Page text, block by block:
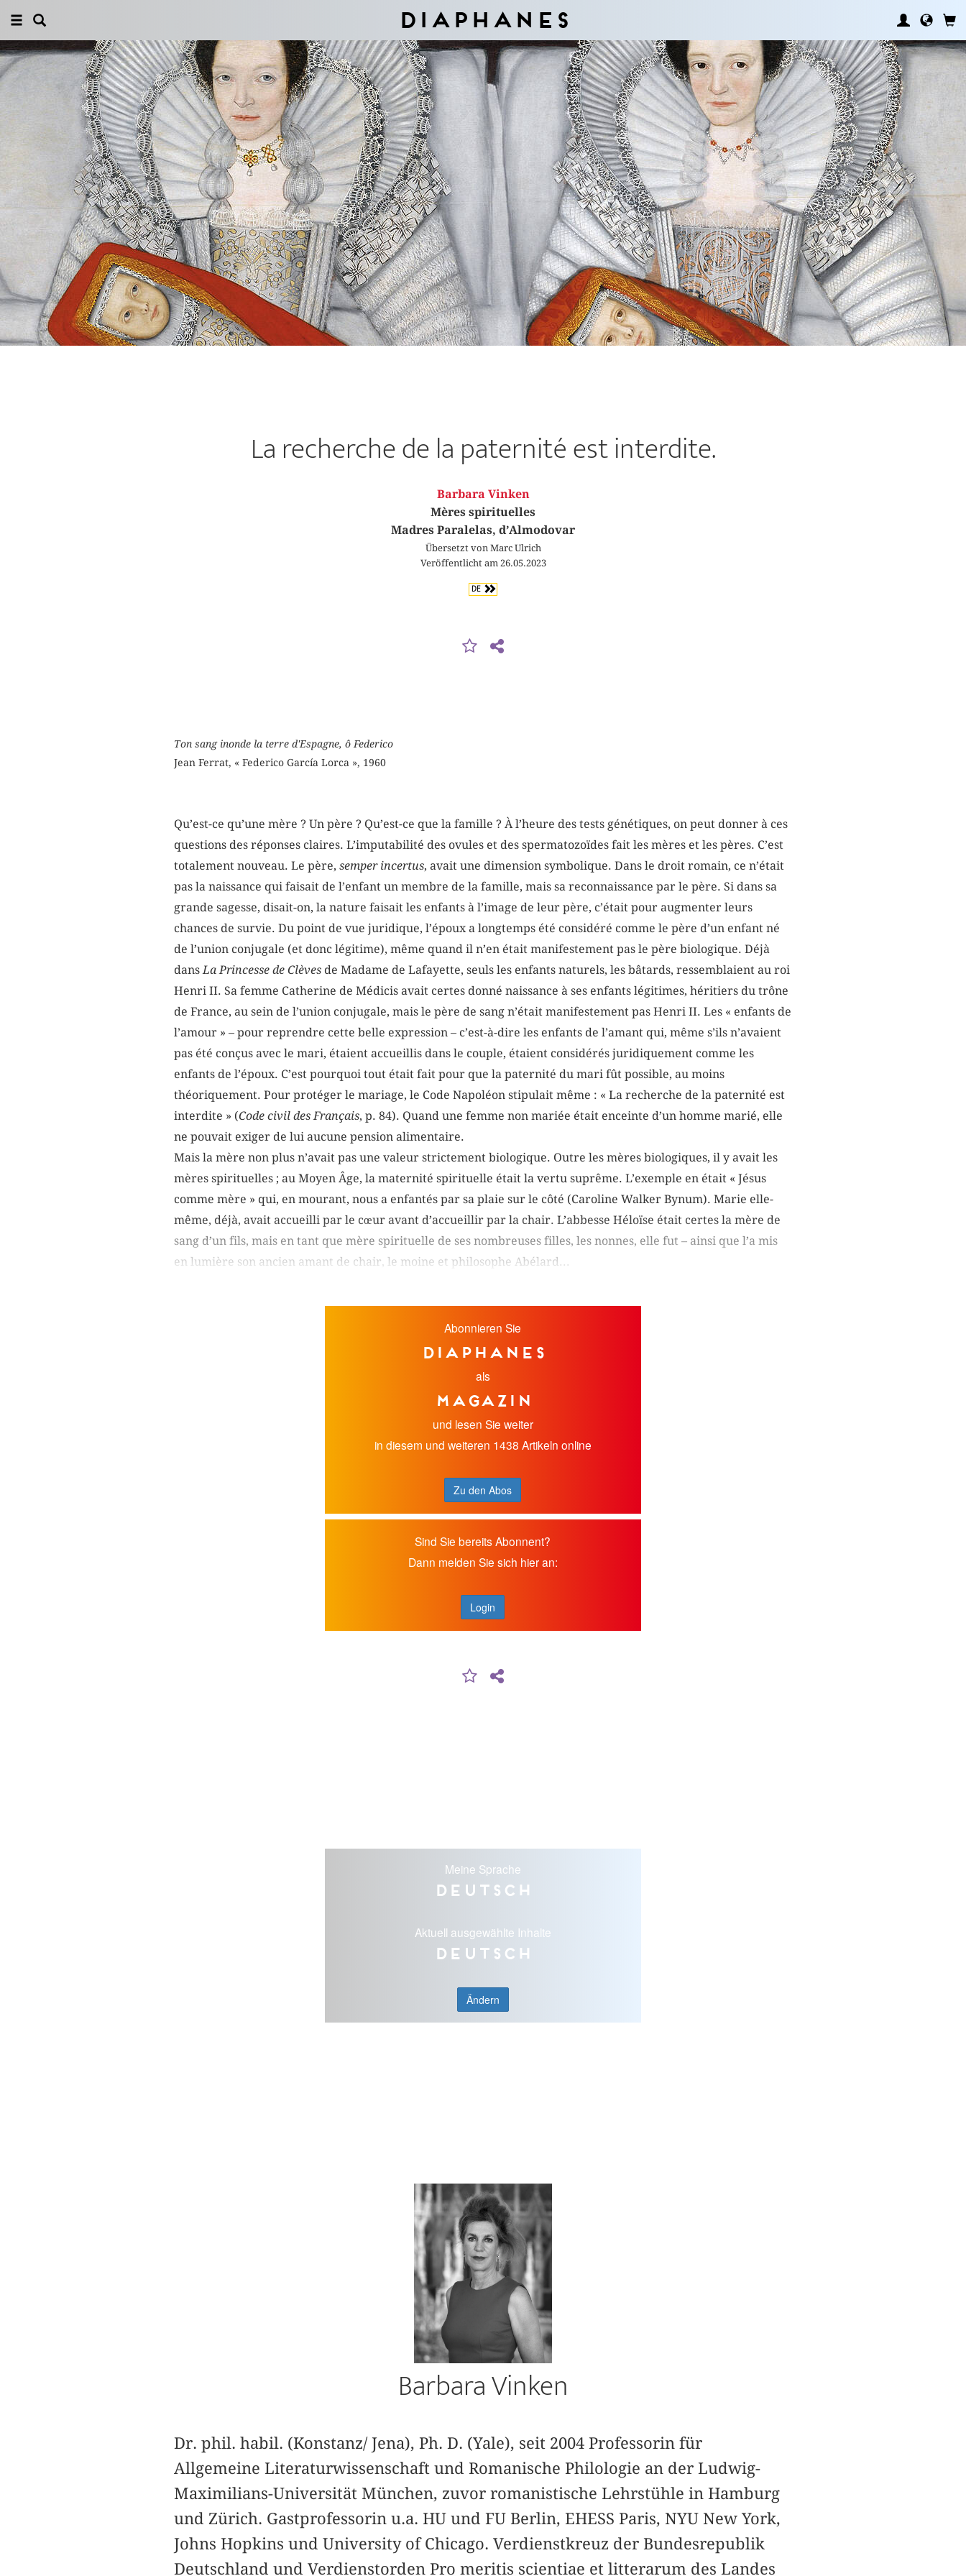
Diaphanes
La recherche de la paternité est interdite.
Barbara Vinken
Mères spirituelles
Madres Paralelas, d’Almodovar
Übersetzt von Marc Ulrich
Veröffentlicht am 26.05.2023
DE
Ton sang inonde la terre d'Espagne, ô Federico
Jean Ferrat, « Federico García Lorca », 1960
Qu’est-ce qu’une mère ? Un père ? Qu’est-ce que la famille ? À l’heure des tests génétiques, on peut donner à ces
questions des réponses claires. L’imputabilité des ovules et des spermatozoïdes fait les mères et les pères. C’est
totalement nouveau. Le père, semper incertus, avait une dimension symbolique. Dans le droit romain, ce n’était
pas la naissance qui faisait de l’enfant un membre de la famille, mais sa reconnaissance par le père. Si dans sa
grande sagesse, disait-on, la nature faisait les enfants à l’image de leur père, c’était pour augmenter leurs
chances de survie. Du point de vue juridique, l’époux a longtemps été considéré comme le père d’un enfant né
de l’union conjugale (et donc légitime), même quand il n’en était manifestement pas le père biologique. Déjà
dansLa Princesse de Clèvesde Madame de Lafayette, seuls les enfants naturels, les bâtards, ressemblaient au roi
Henri II. Sa femme Catherine de Médicis avait certes donné naissance à ses enfants légitimes, héritiers du trône
de France, au sein de l’union conjugale, mais le père de sang n’était manifestement pas Henri II. Les « enfants de
l’amour » – pour reprendre cette belle expression – c’est-à-dire les enfants de l’amant qui, même s’ils n’avaient
pas été conçus avec le mari, étaient accueillis dans le couple, étaient considérés juridiquement comme les
enfants de l’époux. C’est pourquoi tout était fait pour que la paternité du mari fût possible, au moins
théoriquement. Pour protéger le mariage, le Code Napoléon stipulait même : « La recherche de la paternité est
interdite » (Code civil des Français, p. 84). Quand une femme non mariée était enceinte d’un homme marié, elle
ne pouvait exiger de lui aucune pension alimentaire.
Mais la mère non plus n’avait pas une valeur strictement biologique. Outre les mères biologiques, il y avait les
mères spirituelles ; au Moyen Âge, la maternité spirituelle était la vertu suprême. L’exemple en était « Jésus
comme mère » qui, en mourant, nous a enfantés par sa plaie sur le côté (Caroline Walker Bynum). Marie elle-
même, déjà, avait accueilli par le cœur avant d’accueillir par la chair. L’abbesse Héloïse était certes la mère de
sang d’un fils, mais en tant que mère spirituelle de ses nombreuses filles, les nonnes, elle fut – ainsi que l’a mis
en lumière son ancien amant de chair, le moine et philosophe Abélard...
Abonnieren Sie
diaphanes
als
Magazin
und lesen Sie weiter
in diesem und weiteren 1438 Artikeln online
Zu den Abos
Sind Sie bereits Abonnent?
Dann melden Sie sich hier an:
Login
Meine Sprache
Deutsch
Aktuell ausgewählte Inhalte
Deutsch
Ändern
Barbara Vinken
Dr. phil. habil. (Konstanz/ Jena), Ph. D. (Yale), seit 2004 Professorin für
Allgemeine Literaturwissenschaft und Romanische Philologie an der Ludwig-
Maximilians-Universität München, zuvor romanistische Lehrstühle in Hamburg
und Zürich. Gastprofessorin u.a. HU und FU Berlin, EHESS Paris, NYU New York,
Johns Hopkins und University of Chicago. Verdienstkreuz der Bundesrepublik
Deutschland und Verdienstorden Pro meritis scientiae et litterarum des Landes